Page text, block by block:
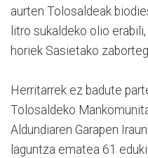
aurten Tolosaldeak
litro sukaldeko olio
horiek Sasietako
Herritarrek ez badute
Tolosaldeko
Aldundiaren Garapen
laguntza ematea 61